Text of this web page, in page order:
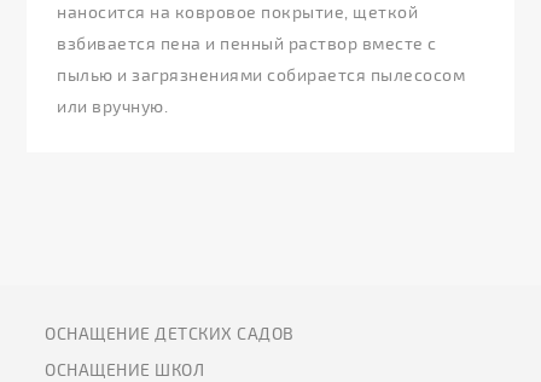
наносится на ковровое покрытие, щеткой
взбивается пена и пенный раствор вместе с
пылью и загрязнениями собирается пылесосом
или вручную.
ОСНАЩЕНИЕ ДЕТСКИХ САДОВ
ОСНАЩЕНИЕ ШКОЛ